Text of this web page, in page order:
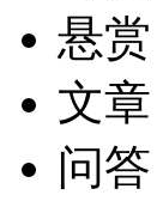
悬赏
文章
问答